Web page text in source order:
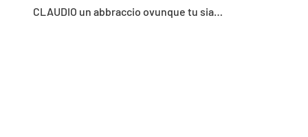
CLAUDIO un abbraccio ovunque tu sia…